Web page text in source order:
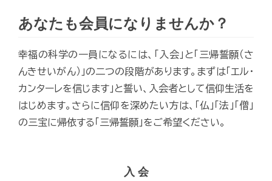
あなたも会員になりませんか？
幸福の科学の一員になるには、「入会」と「三帰誓願（さ
んきせいがん）」の二つの段階があります。まずは「エル・
カンターレを信じます」と誓い、入会者として信仰生活を
はじめます。さらに信仰を深めたい方は、「仏」「法」「僧」
の三宝に帰依する「三帰誓願」をご希望ください。
入 会